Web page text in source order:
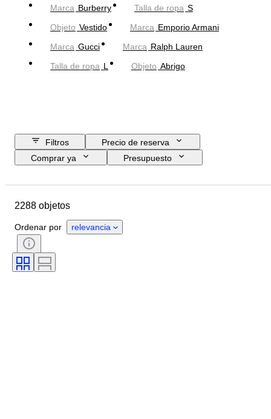
Marca Burberry Talla de ropa S
Objeto Vestido Marca Emporio Armani
Marca Gucci Marca Ralph Lauren
Talla de ropa L Objeto Abrigo
Filtros
Precio de reserva
Comprar ya
Presupuesto
País de origen
Estado
Estilo
Color
Tamaño del artículo
Motivo
2288 objetos
Ordenar por relevancia